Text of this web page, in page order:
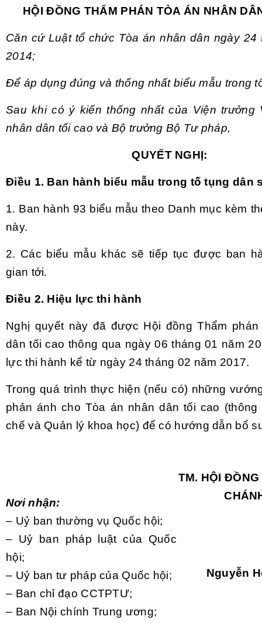
HỘI ĐỒNG THẨM PHÁN TÒA ÁN NHÂN
Căn cứ Luật tổ chức Tòa án nhân dân ngày 24
2014;
Để áp dụng đúng và thống nhất biểu mẫu trong
Sau khi có ý kiến thống nhất của Viện trưởng
nhân dân tối cao và Bộ trưởng Bộ Tư pháp,
QUYẾT NGHỊ:
Điều 1. Ban hành biểu mẫu trong tố tụng dân
1. Ban hành 93 biểu mẫu theo Danh mục kèm
này.
2. Các biểu mẫu khác sẽ tiếp tục được ban
gian tới.
Điều 2. Hiệu lực thi hành
Nghị quyết này đã được Hội đồng Thẩm phán
dân tối cao thông qua ngày 06 tháng 01 năm
lực thi hành kể từ ngày 24 tháng 02 năm 2017.
Trong quá trình thực hiện (nếu có) những
phảnánh cho Tòa án nhân dân tối cao (thông
chế và Quản l ý khoa học) để có hướng dẫn bổ
Nơi nhận:
– Uỷ ban thường vụ Quốc hội;
– Uỷ ban pháp luật của Quốc
hội;
– Uỷ ban tư pháp của Quốc hội;
– Ban chỉ đạo CCTPTƯ;
– Ban Nội chính Trung ương;
TM. HỘI ĐỒNG
Nguyễn H